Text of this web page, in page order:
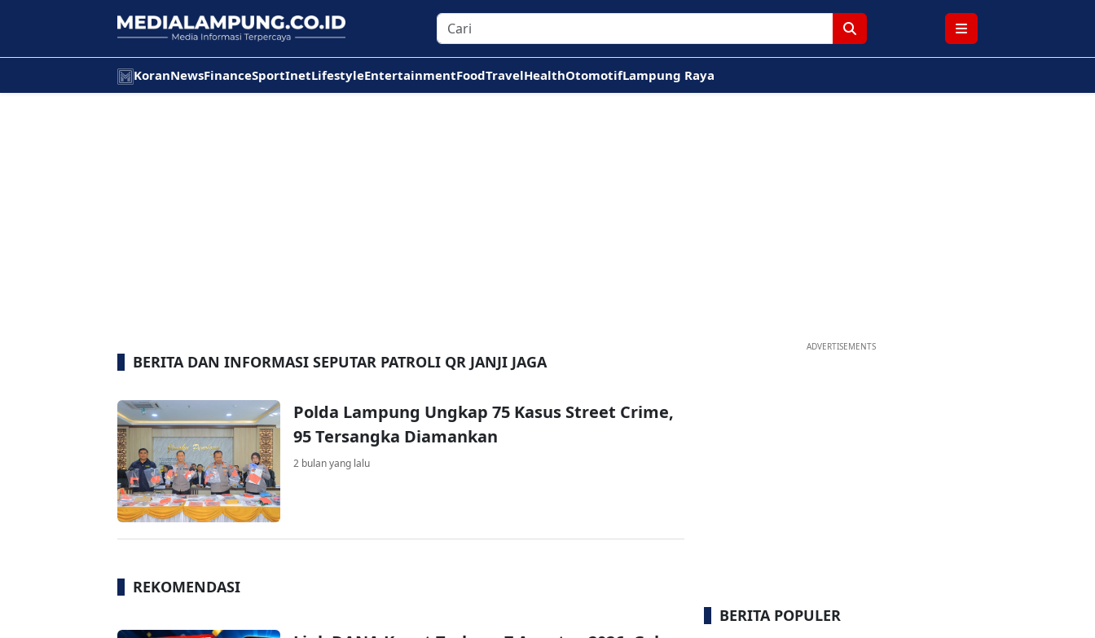
KoranNewsFinanceSportInetLifestyleEntertainmentFoodTravelHealthOtomotifLampung Raya
BERITA DAN INFORMASI SEPUTAR PATROLI QR JANJI JAGA
Polda Lampung Ungkap 75 Kasus Street Crime,
95 Tersangka Diamankan
2 bulan yang lalu
REKOMENDASI
ADVERTISEMENTS
BERITA POPULER